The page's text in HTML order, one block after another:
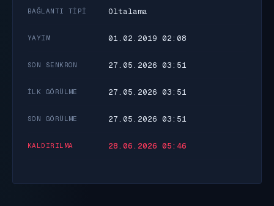
BAĞLANTI TIPI Oltalama
YAYIM 01.02.2019 02:08
SON SENKRON 27.05.2026 03:51
İLK GÖRÜLME 27.05.2026 03:51
SON GÖRÜLME 27.05.2026 03:51
KALDIRILMA 28.06.2026 05:46